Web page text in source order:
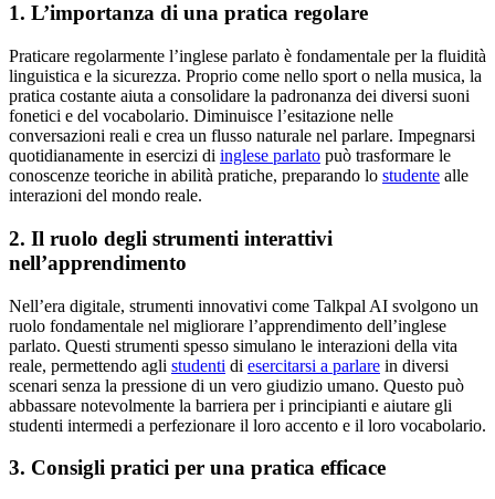
1. L’importanza di una pratica regolare
Praticare regolarmente l’inglese parlato è fondamentale per la fluidità
linguistica e la sicurezza. Proprio come nello sport o nella musica, la
pratica costante aiuta a consolidare la padronanza dei diversi suoni
fonetici e del vocabolario. Diminuisce l’esitazione nelle
conversazioni reali e crea un flusso naturale nel parlare. Impegnarsi
quotidianamente in esercizi di inglese parlato può trasformare le
conoscenze teoriche in abilità pratiche, preparando lo studente alle
interazioni del mondo reale.
2. Il ruolo degli strumenti interattivi
nell’apprendimento
Nell’era digitale, strumenti innovativi come Talkpal AI svolgono un
ruolo fondamentale nel migliorare l’apprendimento dell’inglese
parlato. Questi strumenti spesso simulano le interazioni della vita
reale, permettendo agli studenti di esercitarsi a parlare in diversi
scenari senza la pressione di un vero giudizio umano. Questo può
abbassare notevolmente la barriera per i principianti e aiutare gli
studenti intermedi a perfezionare il loro accento e il loro vocabolario.
3. Consigli pratici per una pratica efficace